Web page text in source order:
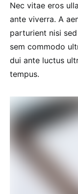
Nec vitae eros
ante viverra. A
parturient nisi
sem commodo
dui ante luctus
tempus.